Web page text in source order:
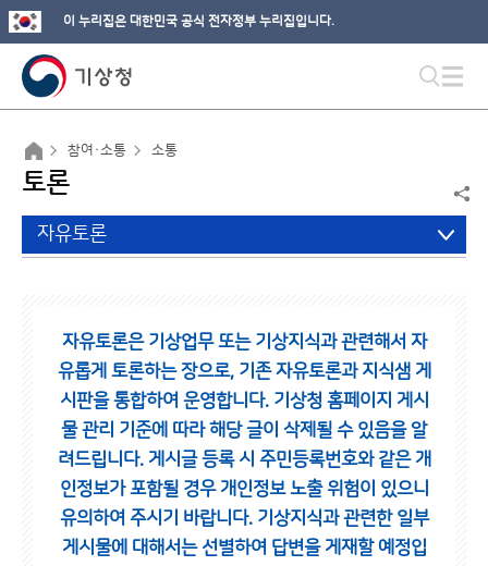
이 누리집은 대한민국 공식 전자정부 누리집입니다.
참여·소통 소통
토론
자유토론
자유토론은 기상업무 또는 기상지식과 관련해서 자
유롭게 토론하는 장으로, 기존 자유토론과 지식샘 게
시판을 통합하여 운영합니다. 기상청 홈페이지 게시
물 관리 기준에 따라 해당 글이 삭제될 수 있음을 알
려드립니다. 게시글 등록 시 주민등록번호와 같은 개
인정보가 포함될 경우 개인정보 노출 위험이 있으니
유의하여 주시기 바랍니다. 기상지식과 관련한 일부
게시물에 대해서는 선별하여 답변을 게재할 예정입